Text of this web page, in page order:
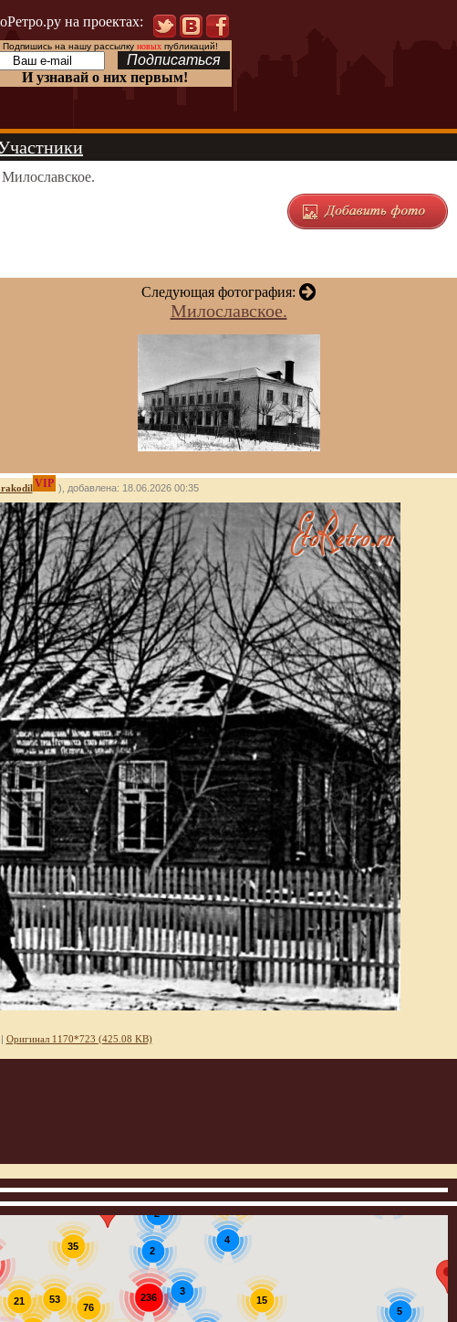
на проектах:
Подпишись на нашу рассылку новыхпубликаций!
И узнавай о них первым!
Следующая фотография:
Милославское.
VIP ), добавлена: 18.06.2026 00:35
Оригинал 1170*723 (425.08 KB)
236
76
15
21
35
53
2
3
5
4
12
2